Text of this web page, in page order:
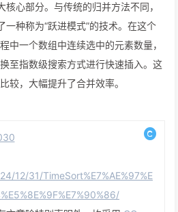
心部分。与传统的归并方法不同，
种称为“跃进模式”的技术。在这个
中一个数组中连续选中的元素数量，
至指数级搜索方式进行快速插入。这
较，大幅提升了合并效率。
12/31/TimeSort%E7%AE%97%E